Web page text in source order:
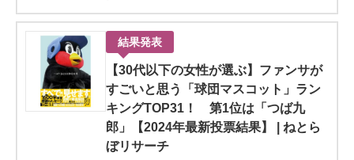
結果発表
【30代以下の女性が選ぶ】ファンサが
すごいと思う「球団マスコット」ラン
キングTOP31！ 第1位は「つば九
郎」【2024年最新投票結果】 | ねとら
ぼリサーチ